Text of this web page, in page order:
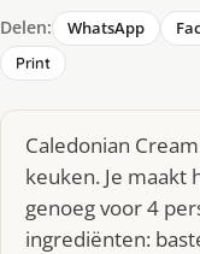
Delen: WhatsApp
Print
Caledonian
keuken. Je maakt
genoeg voor 4
ingrediënten: